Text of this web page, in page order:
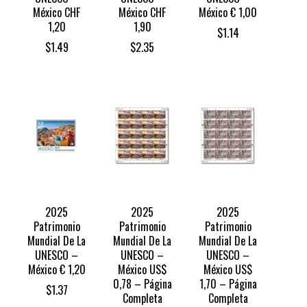
México CHF
1,20
$1.49
México CHF
1,90
$2.35
México € 1,00
$1.14
2025
Patrimonio
Mundial De La
UNESCO –
México € 1,20
$1.37
2025
Patrimonio
Mundial De La
UNESCO –
México US$
0,78 – Página
Completa
2025
Patrimonio
Mundial De La
UNESCO –
México US$
1,70 – Página
Completa